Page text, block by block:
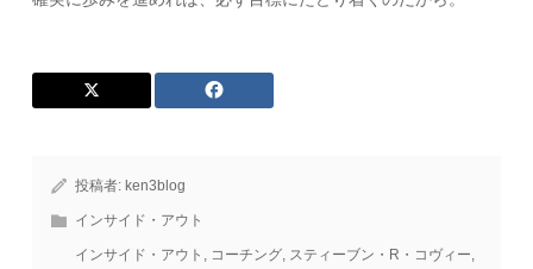
投稿者: ken3blog
インサイド・アウト
インサイド・アウト , コーチング, スティーブン・R・コヴィー,